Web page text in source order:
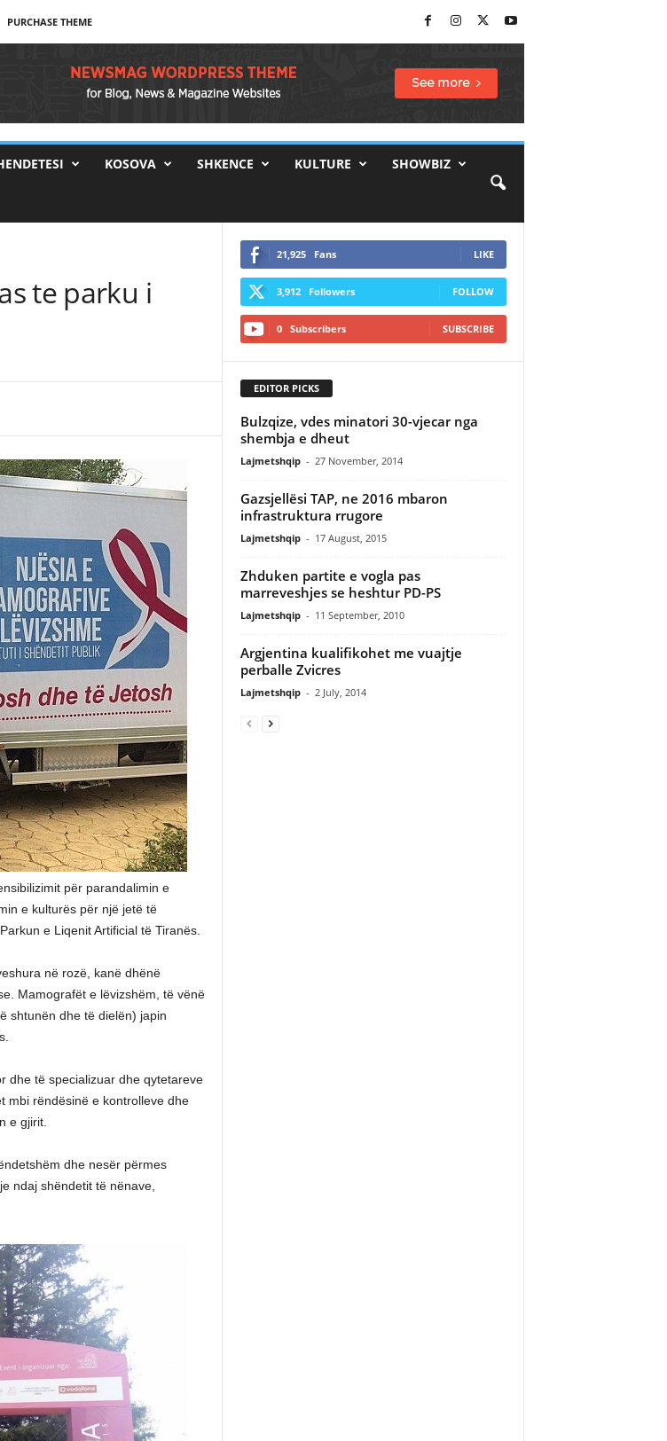
PURCHASE THEME
KOSOVA SHKENCE KULTURE SHOWBIZ
te parku i
për parandalimin e
e kulturës për një jetë të
e Liqenit Artificial të Tiranës.
në rozë, kanë dhënë
Mamografët e lëvizshëm, të vënë
shtunën dhe të dielën) japin
dhe të specializuar dhe qytetareve
mbi rëndësinë e kontrolleve dhe
e gjirit.
dhe nesër përmes
ndaj shëndetit të nënave,
21,925 Fans LIKE
3,912 Followers FOLLOW
0 Subscribers SUBSCRIBE
EDITOR PICKS
Bulzqize, vdes minatori 30-vjecar nga
shembja e dheut
Lajmetshqip - 27 November, 2014
Gazsjellësi TAP, ne 2016 mbaron
infrastruktura rrugore
Lajmetshqip - 17 August, 2015
Zhduken partite e vogla pas
marreveshjes se heshtur PD-PS
Lajmetshqip - 11 September, 2010
Argjentina kualifikohet me vuajtje
perballe Zvicres
Lajmetshqip - 2 July, 2014